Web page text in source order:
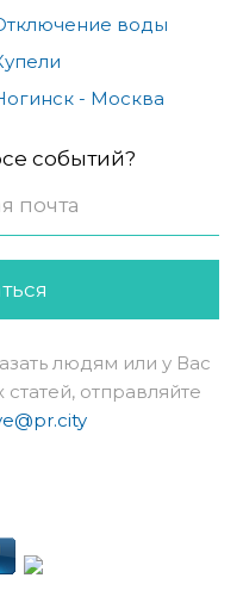
воды
- Москва
событий?
людям или у Вас
отправляйте